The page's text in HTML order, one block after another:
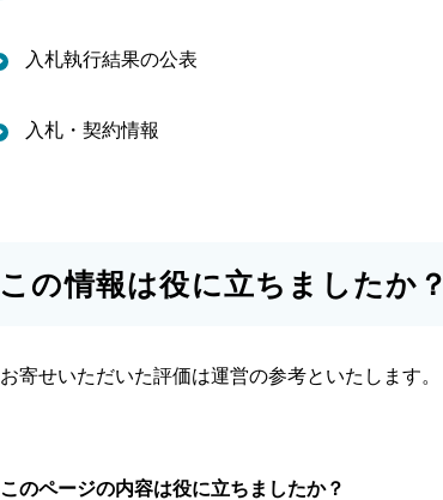
入札執行結果の公表
入札・契約情報
この情報は役に立ちましたか？
お寄せいただいた評価は運営の参考といたします。
このページの内容は役に立ちましたか？